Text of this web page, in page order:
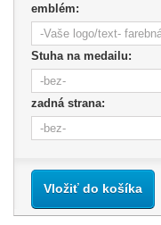
emblém:
Stuha na medailu:
zadná strana:
Vložiť do košíka